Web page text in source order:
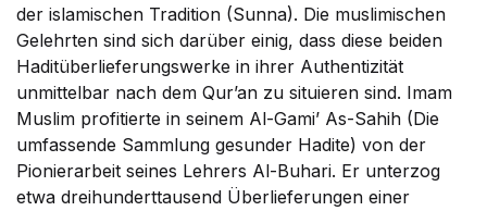
der islamischen Tradition (Sunna). Die muslimischen
Gelehrten sind sich darüber einig, dass diese beiden
Haditüberlieferungswerke in ihrer Authentizität
unmittelbar nach dem Qur’an zu situieren sind. Imam
Muslim profitierte in seinem Al-Gami’ As-Sahih (Die
umfassende Sammlung gesunder Hadite) von der
Pionierarbeit seines Lehrers Al-Buhari. Er unterzog
etwa dreihunderttausend Überlieferungen einer